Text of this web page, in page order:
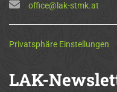
office@lak-stmk.at
Privatsphäre Einstellungen
LAK-